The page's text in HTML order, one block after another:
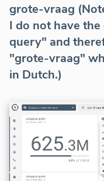
grote-vraag
I do not have
query" and
"grote-vraag"
in Dutch.)